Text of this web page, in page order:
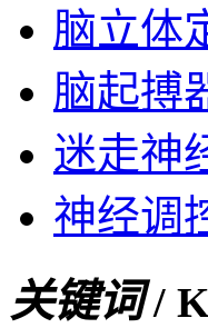
脑立体
脑起搏
迷走神
神经调
关键词/